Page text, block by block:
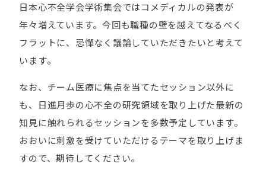
日本心不全学会学術集会ではコメディカルの発表が
年々増えています。今回も職種の壁を越えてなるべく
フラットに、忌憚なく議論していただきたいと考えて
います。
なお、チーム医療に焦点を当てたセッション以外に
も、日進月歩の心不全の研究領域を取り上げた最新の
知見に触れられるセッションを多数予定しています。
おおいに刺激を受けていただけるテーマを取り上げま
すので、期待してください。